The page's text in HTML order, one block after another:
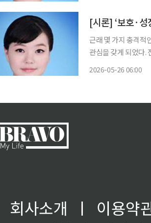
[시론] ‘보호·성
근래 몇 가지 충격적
관심을 갖게 되었다.
2026-05-26 06:00
회사소개 ㅣ
이용약